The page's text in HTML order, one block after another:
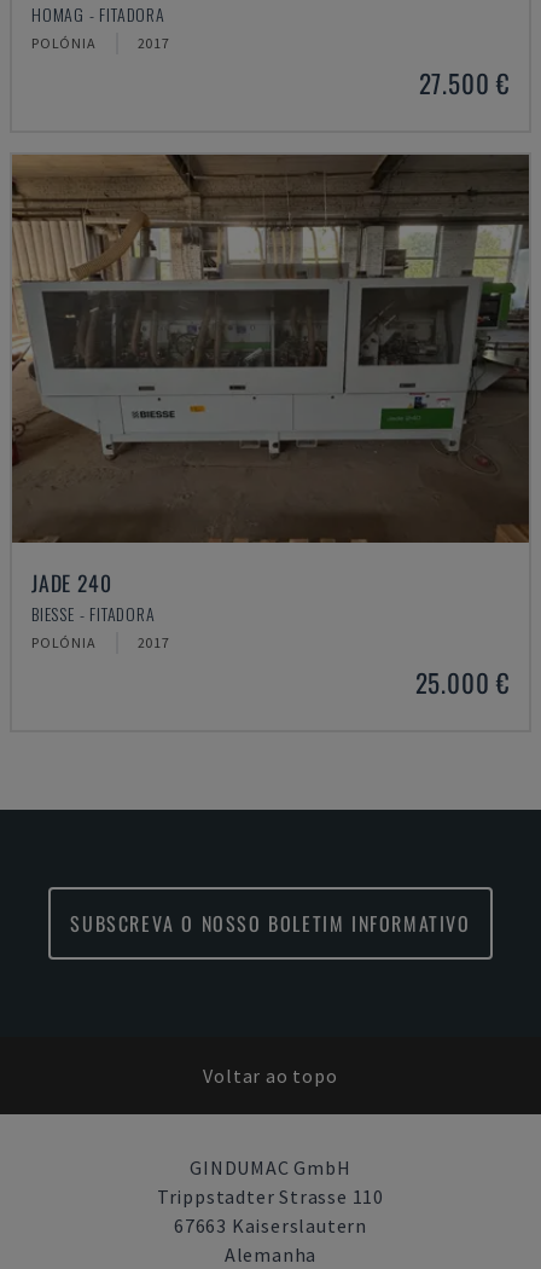
HOMAG - FITADORA
POLÓNIA 2017
27.500 €
JADE 240
BIESSE - FITADORA
POLÓNIA 2017
25.000 €
SUBSCREVA O NOSSO BOLETIM INFORMATIVO
Voltar ao topo
GINDUMAC GmbH
Trippstadter Strasse 110
67663 Kaiserslautern
Alemanha